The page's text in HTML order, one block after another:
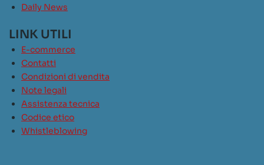
Daily News
LINK UTILI
E-commerce
Contatti
Condizioni di vendita
Note legali
Assistenza tecnica
Codice etico
Whistleblowing